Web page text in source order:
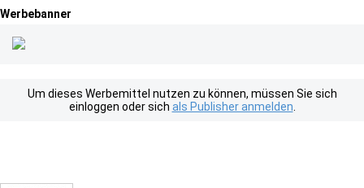
Werbebanner
Um dieses Werbemittel nutzen zu können, müssen Sie sich
einloggen oder sich als Publisher anmelden